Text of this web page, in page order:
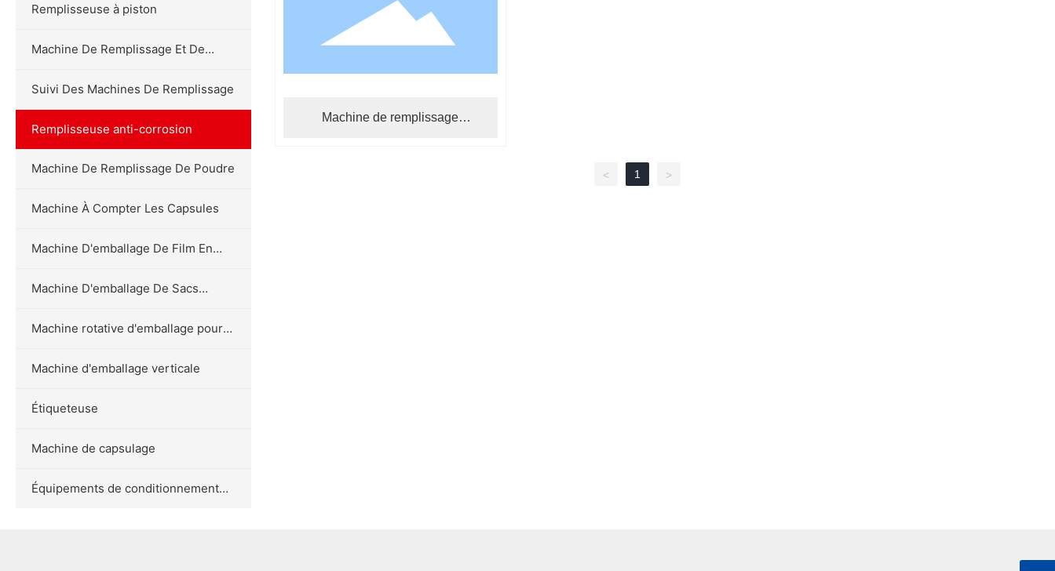
Remplisseuse à piston
Machine De Remplissage Et De
Pesage
Suivi Des Machines De Remplissage
Remplisseuse anti-corrosion
Machine De Remplissage De Poudre
Machine À Compter Les Capsules
Machine D'emballage De Film En
Rouleau Horizontal
Machine D'emballage De Sacs
Préfabriqués
Machine rotative d'emballage pour
sachets préformés
Machine d'emballage verticale
Étiqueteuse
Machine de capsulage
Équipements de conditionnement
Machine de remplissage
< 1 >